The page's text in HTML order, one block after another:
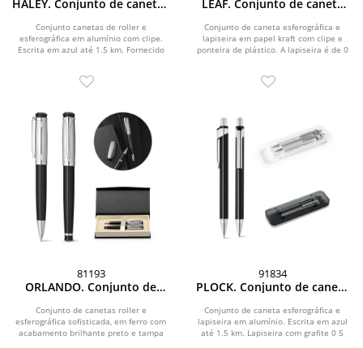
HALEY. Conjunto de canetas
alumínio com escrita em
azul
Conjunto canetas de roller e
esferográfica em alumínio com clipe.
Escrita em azul até 1.5 km. Fornecido
LEAF. Conjunto de caneta
em azul e lapiseira em papel
kraft
Conjunto de caneta esferográfica e
lapiseira em papel kraft com clipe e
ponteira de plástico. A lapiseira é de 0
81193
ORLANDO. Conjunto de
esferográfica em ferro com
escrita em azul
Conjunto de canetas roller e
esferográfica sofisticada, em ferro com
acabamento brilhante preto e tampa
91834
PLOCK. Conjunto de caneta
alumínio com escrita em
azul
Conjunto de caneta esferográfica e
lapiseira em alumínio. Escrita em azul
até 1.5 km. Lapiseira com grafite 0 5